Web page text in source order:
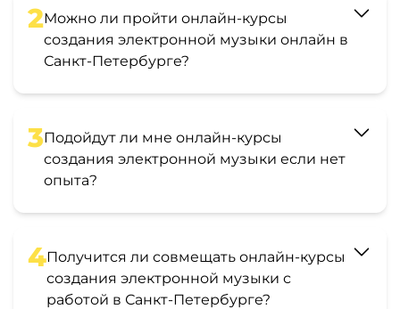
2Можно ли пройти онлайн-курсы
создания электронной музыки онлайн в
Санкт-Петербурге?
3Подойдут ли мне онлайн-курсы
создания электронной музыки если нет
опыта?
4Получится ли совмещать онлайн-курсы
создания электронной музыки с
работой в Санкт-Петербурге?